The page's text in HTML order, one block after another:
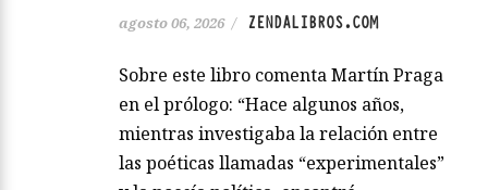
agosto 06, 2026 / ZENDALIBROS.COM
Sobre este libro comenta Martín Praga
en el prólogo: “Hace algunos años,
mientras investigaba la relación entre
las poéticas llamadas “experimentales”